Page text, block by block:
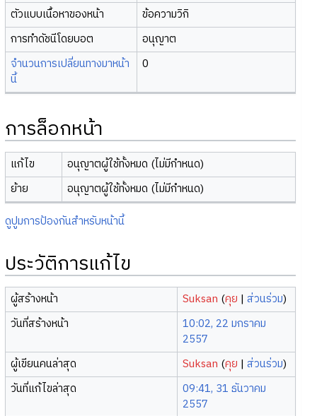
ตัวแบบเนื้อหาของหน้า
ข้อความวิกิ
การทำดัชนีโดยบอต
อนุญาต
จำนวนการเปลี่ยนทางมาหน้า
นี้
0
การล็อกหน้า
แก้ไข
อนุญาตผู้ใช้ทั้งหมด (ไม่มีกำหนด)
ย้าย
อนุญาตผู้ใช้ทั้งหมด (ไม่มีกำหนด)
ดูปูมการป้องกันสำหรับหน้านี้
ประวัติการแก้ไข
ผู้สร้างหน้า Suksan (คุย |ส่วนร่วม)
วันที่สร้างหน้า
10:02, 22 มกราคม
2557
ผู้เขียนคนล่าสุด
Suksan (คุย |ส่วนร่วม)
วันที่แก้ไขล่าสุด
09:41, 31 ธันวาคม
2557